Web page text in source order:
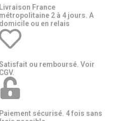
Livraison France
métropolitaine 2 à 4 jours. A
domicile ou en relais​​
ou remboursé. Voir
CGV.
Paiement sécurisé. 4 fois sans